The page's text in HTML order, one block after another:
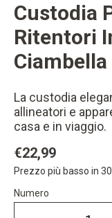
button
Custodia
Ritentori
Ciambella
La custodia
allineatori e
casa e in viaggio.
€22,99
Prezzo più basso in
Numero
Numero